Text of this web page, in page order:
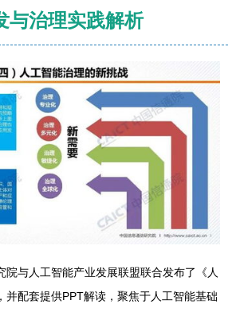
与治理实践解析
院与人工智能产业发展联盟联合发布了《人
并配套提供PPT解读，聚焦于人工智能基础